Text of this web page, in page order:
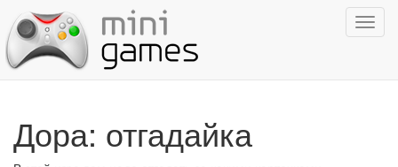
Дора: отгадайка